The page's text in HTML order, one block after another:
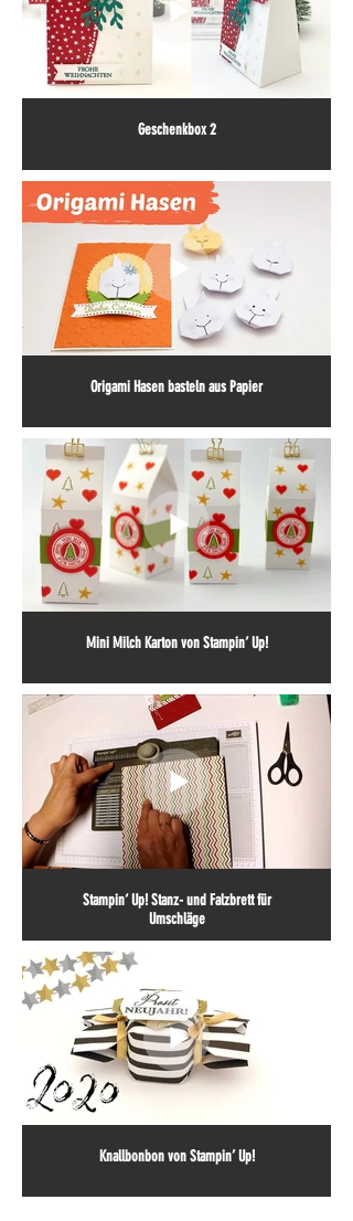
Geschenkbox 2
Origami Hasen basteln aus Papier
Mini Milch Karton von Stampin‘ Up!
Stampin‘ Up! Stanz- und Falzbrett für
Umschläge
Knallbonbon von Stampin’ Up!